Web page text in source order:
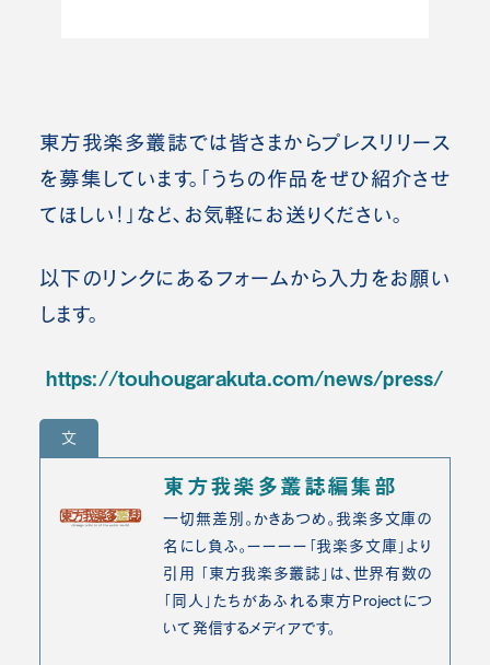
東方我楽多叢誌では皆さまからプレスリリース
を募集しています。「うちの作品をぜひ紹介させ
てほしい！」など、お気軽にお送りください。
以下のリンクにあるフォームから入力をお願い
します。
https://touhougarakuta.com/news/press/
文
東方我楽多叢誌編集部
一切無差別。かきあつめ。我楽多文庫の
名にし負ふ。ーーーー「我楽多文庫」より
引用 「東方我楽多叢誌」は、世界有数の
「同人」たちがあふれる東方Projectにつ
いて発信するメディアです。